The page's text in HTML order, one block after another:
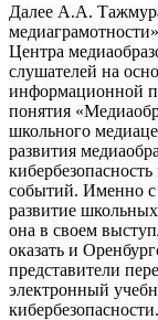
Далее А.А.
Центра
слушателей на
информационной
понятия
школьного
развития
событий. Именно
развитие
она в своем
оказать и
представители
электронный
кибербезопасности.